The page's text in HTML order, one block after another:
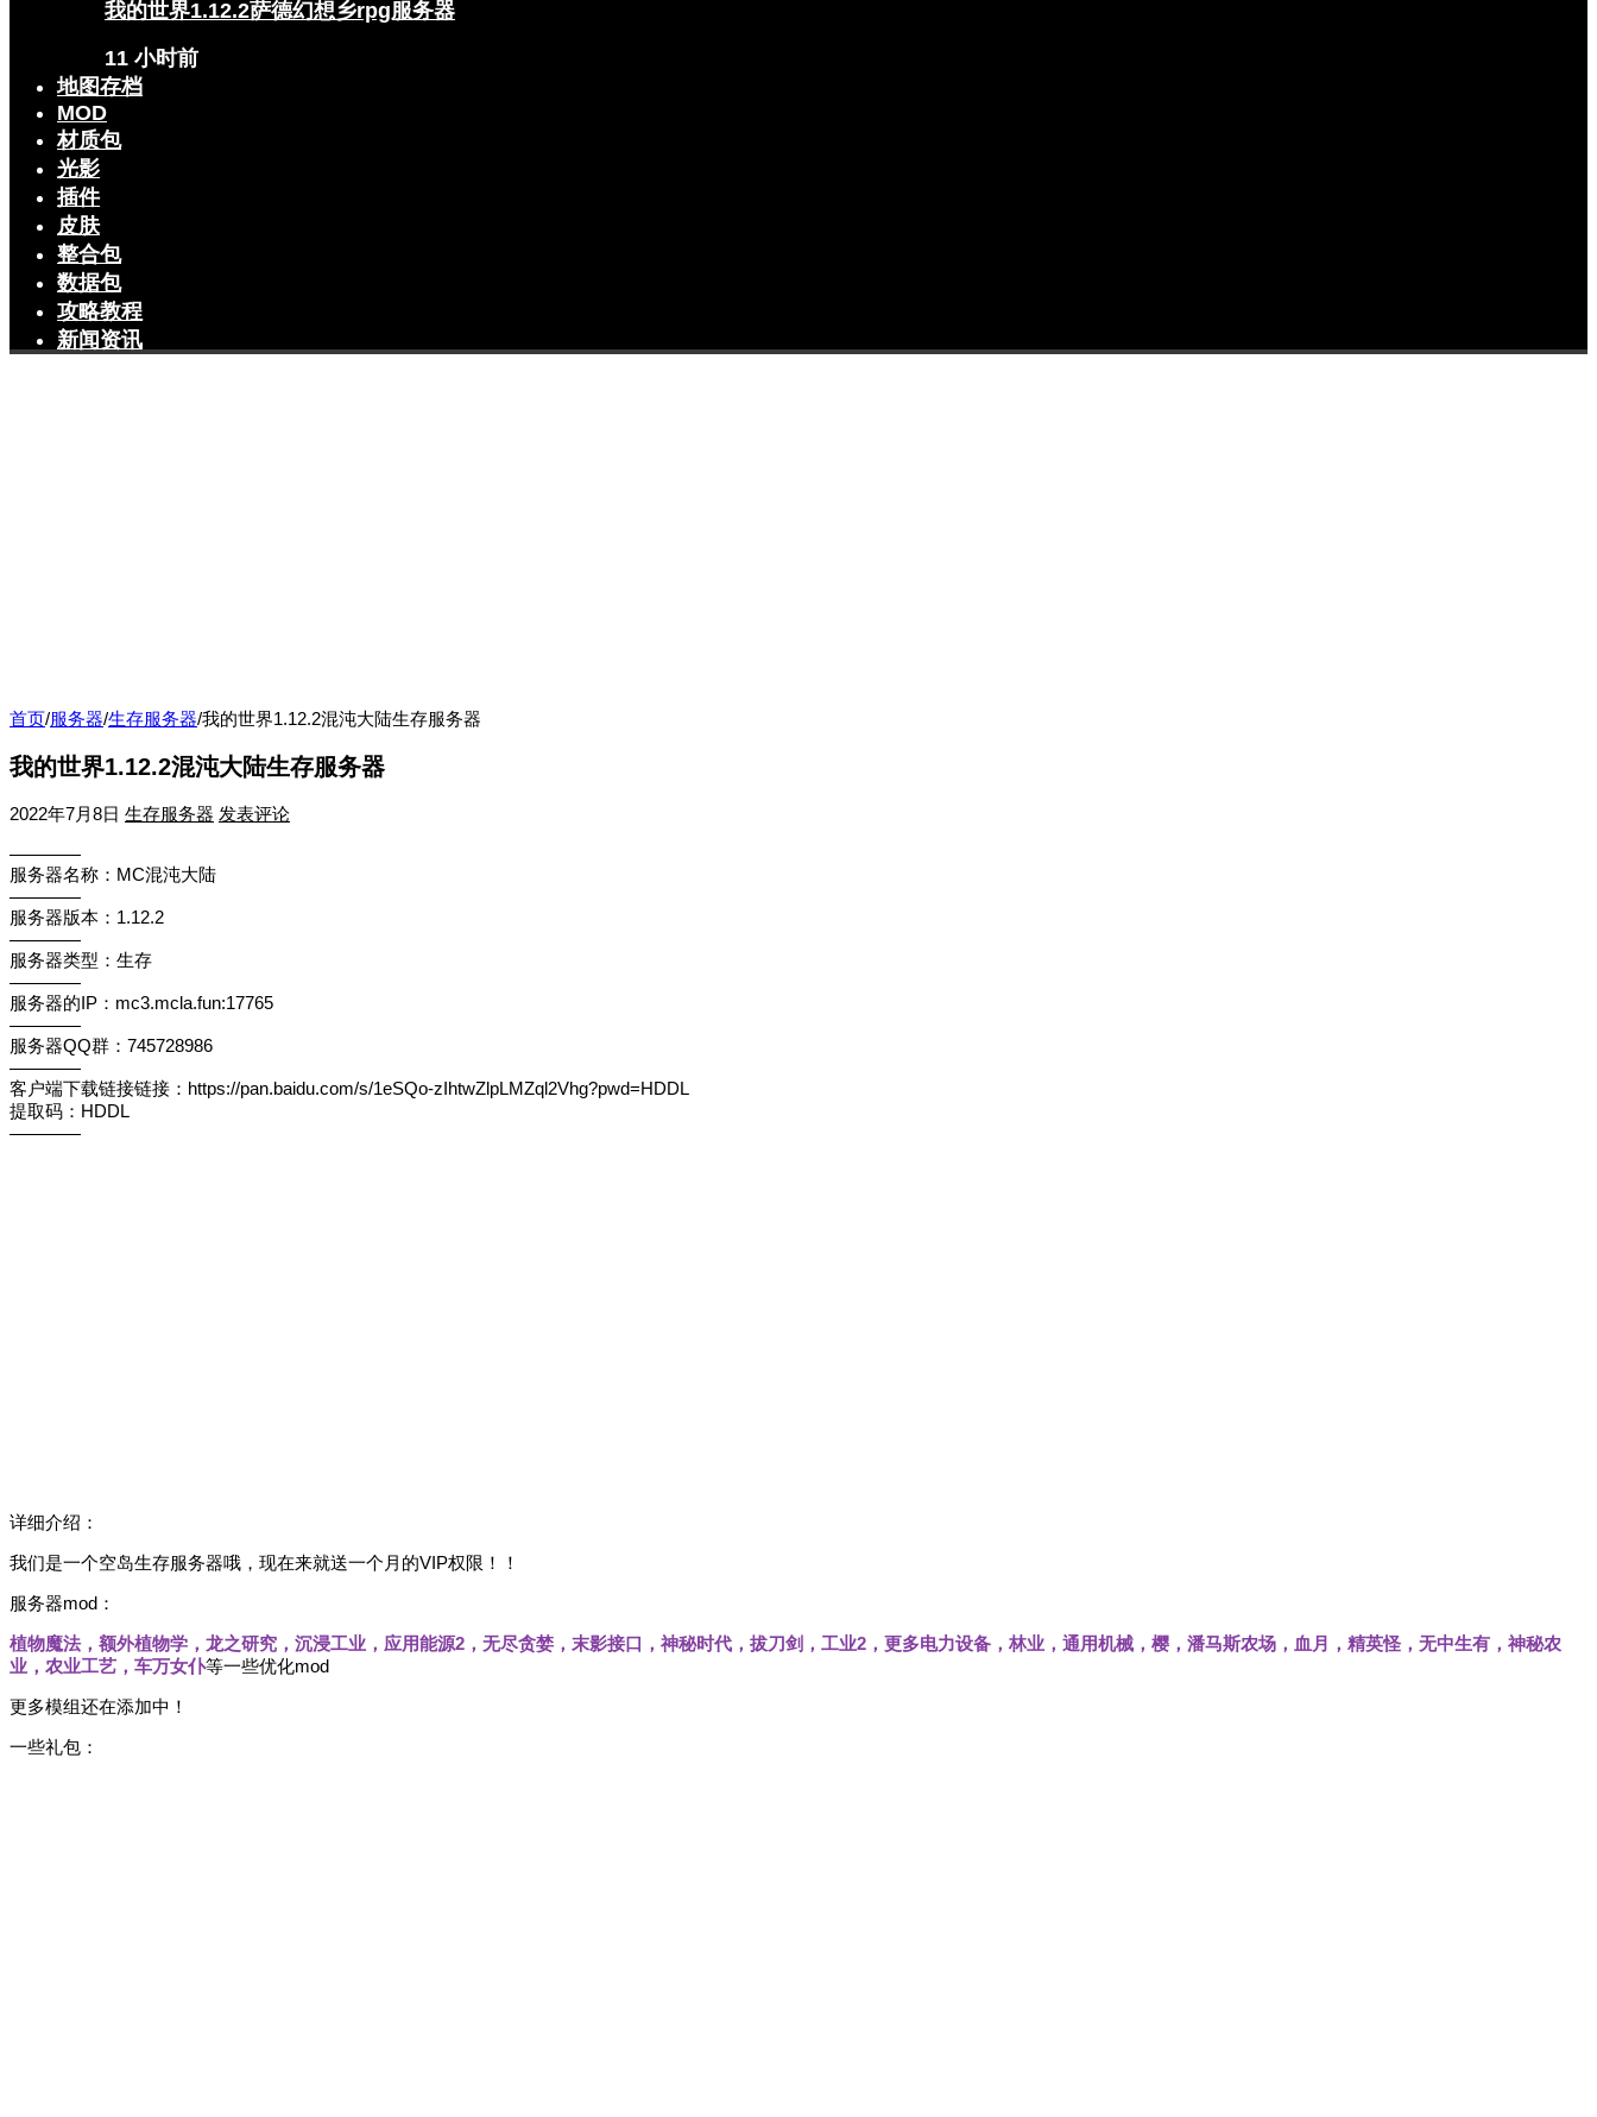
我的世界1.12.2萨德幻想乡rpg服务器
11 小时前
地图存档
MOD
材质包
光影
插件
皮肤
整合包
数据包
攻略教程
新闻资讯
首页/服务器/生存服务器/我的世界1.12.2混沌大陆生存服务器
我的世界1.12.2混沌大陆生存服务器
2022年7月8日 生存服务器 发表评论
————
服务器名称：MC混沌大陆
————
服务器版本：1.12.2
————
服务器类型：生存
————
服务器的IP：mc3.mcla.fun:17765
————
服务器QQ群：745728986
————
客户端下载链接链接：https://pan.baidu.com/s/1eSQo-zIhtwZlpLMZql2Vhg?pwd=HDDL
提取码：HDDL
————
详细介绍：
我们是一个空岛生存服务器哦，现在来就送一个月的VIP权限！！
服务器mod：
植物魔法，额外植物学，龙之研究，沉浸工业，应用能源2，无尽贪婪，末影接口，神秘时代，拔刀剑，工业2，更多电力设备，林业，通用机械，樱，潘马斯农场，血月，精英怪，无中生有，神秘农
业，农业工艺，车万女仆等一些优化mod
更多模组还在添加中！
一些礼包：